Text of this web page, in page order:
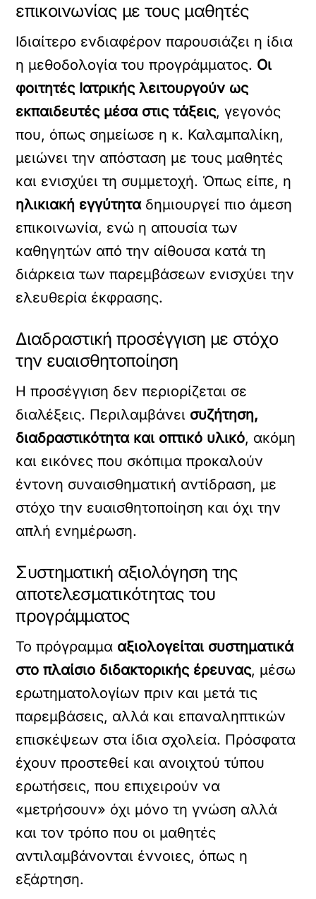
επικοινωνίας με τους μαθητές
Ιδιαίτερο ενδιαφέρον παρουσιάζει η ίδια
η μεθοδολογία του προγράμματος. Οι
φοιτητές Ιατρικής λειτουργούν ως
εκπαιδευτές μέσα στις τάξεις, γεγονός
που, όπως σημείωσε η κ. Καλαμπαλίκη,
μειώνει την απόσταση με τους μαθητές
και ενισχύει τη συμμετοχή. Όπως είπε, η
ηλικιακή εγγύτηταδημιουργεί πιο άμεση
επικοινωνία, ενώ η απουσία των
καθηγητών από την αίθουσα κατά τη
διάρκεια των παρεμβάσεων ενισχύει την
ελευθερία έκφρασης.
Διαδραστική προσέγγιση με στόχο
την ευαισθητοποίηση
Η προσέγγιση δεν περιορίζεται σε
διαλέξεις. Περιλαμβάνει συζήτηση,
διαδραστικότητα και οπτικό υλικό, ακόμη
και εικόνες που σκόπιμα προκαλούν
έντονη συναισθηματική αντίδραση, με
στόχο την ευαισθητοποίηση και όχι την
απλή ενημέρωση.
Συστηματική αξιολόγηση της
αποτελεσματικότητας του
προγράμματος
Το πρόγραμμα αξιολογείται συστηματικά
στο πλαίσιο διδακτορικής έρευνας, μέσω
ερωτηματολογίων πριν και μετά τις
παρεμβάσεις, αλλά και επαναληπτικών
επισκέψεων στα ίδια σχολεία. Πρόσφατα
έχουν προστεθεί και ανοιχτού τύπου
ερωτήσεις, που επιχειρούν να
«μετρήσουν» όχι μόνο τη γνώση αλλά
και τον τρόπο που οι μαθητές
αντιλαμβάνονται έννοιες, όπως η
εξάρτηση.